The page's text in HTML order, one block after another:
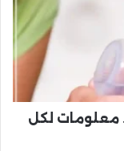
معلومات لكل